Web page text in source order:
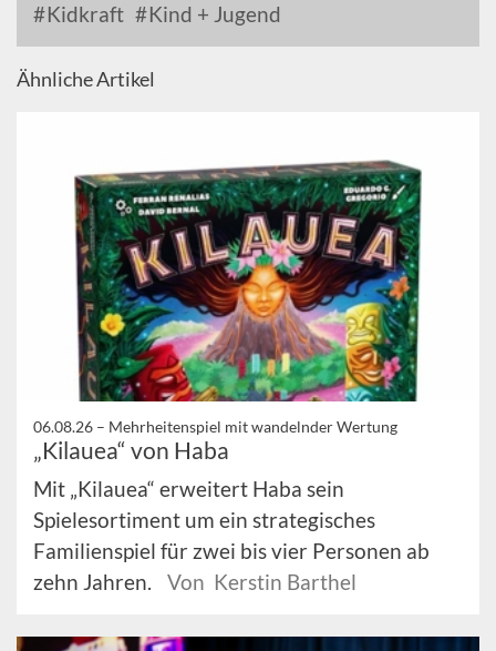
Kidkraft
Kind + Jugend
Ähnliche Artikel
06.08.26 – Mehrheitenspiel mit wandelnder Wertung
„Kilauea“ von Haba
Mit „Kilauea“ erweitert Haba sein
Spielesortiment um ein strategisches
Familienspiel für zwei bis vier Personen ab
zehn Jahren.
Von Kerstin Barthel